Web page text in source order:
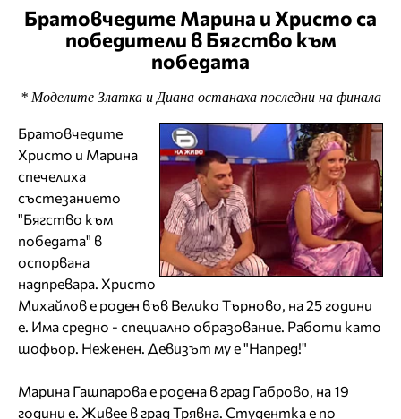
Братовчедите Марина и Христо са
победители в Бягство към
победата
* Моделите Златка и Диaна останаха последни на финала
Братовчедите
Христо и Марина
спечелиха
състезанието
"Бягство към
победата" в
оспорвана
надпревара. Христо
Михайлов е роден във Велико Търново, на 25 години
е. Има средно - специално образование. Работи като
шофьор. Неженен. Девизът му е "Напред!"
Марина Гашпарова е родена в град Габрово, на 19
години е. Живее в град Трявна. Студентка е по